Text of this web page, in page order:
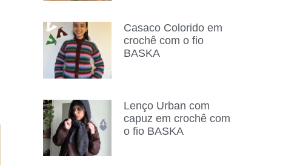
Casaco Colorido em
crochê com o fio
BASKA
Lenço Urban com
capuz em crochê com
o fio BASKA